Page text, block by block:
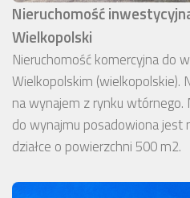
Nieruchomość
Wielkopolski
Nieruchomość komercyjna do
Wielkopolskim (wielkopolskie).
na wynajem z rynku
do wynajmu posadowiona jest
działce o powierzchni 500 m2.